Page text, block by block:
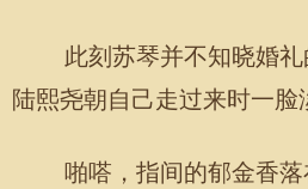
此刻苏琴并不知晓婚
陆熙尧朝自己走过来时一脸
啪嗒，指间的郁金香落